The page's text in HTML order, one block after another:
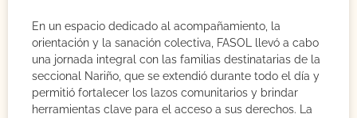
En un espacio dedicado al acompañamiento, la
orientación y la sanación colectiva, FASOL llevó a cabo
una jornada integral con las familias destinatarias de la
seccional Nariño, que se extendió durante todo el día y
permitió fortalecer los lazos comunitarios y brindar
herramientas clave para el acceso a sus derechos. La